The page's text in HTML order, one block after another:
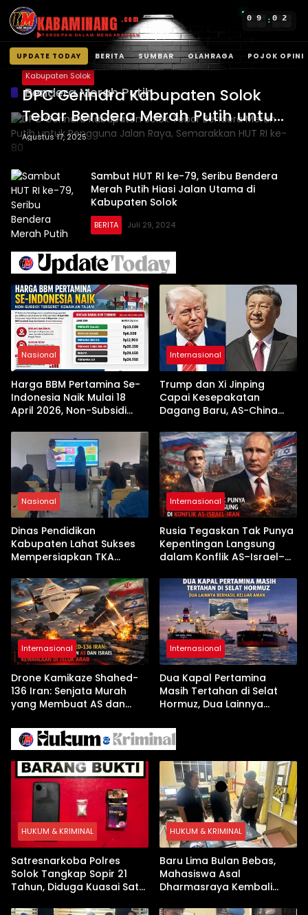
KABAMINANG .com
TERDEPAN DALAM MENGABARKAN
0 9 : 0 2
UPDATE TODAY BERITA SUMBAR OLAHRAGA POJOK OPINI
Langsung
Bendera Merah Putih
Kabupaten Solok
DPC Gerindra Kabupaten Solok
Tebar Bendera Merah Putih untuk
Pengguna Jalan Raya,
Semarakkan HUT RI ke-80
Agustus 17, 2025
Sambut HUT RI ke-79, Seribu Bendera
Merah Putih Hiasi Jalan Utama di
Kabupaten Solok
BERITA Juli 29, 2024
Nasional
Harga BBM Pertamina Se-
Indonesia Naik Mulai 18
April 2026, Non-Subsidi
Internasional
Trump dan Xi Jinping
Capai Kesepakatan
Dagang Baru, AS-China
Jelang Kunjungan Beijing
Nasional
Dinas Pendidikan
Kabupaten Lahat Sukses
Mempersiapkan TKA
Pembekalan Latihan Soal
Tanpa Internet
Internasional
Rusia Tegaskan Tak Punya
Kepentingan Langsung
dalam Konflik AS–Israel–
Internasional
Drone Kamikaze Shahed-
136 Iran: Senjata Murah
yang Membuat AS dan
Arab
Internasional
Dua Kapal Pertamina
Masih Tertahan di Selat
Hormuz, Dua Lainnya
HUKUM & KRIMINAL
Satresnarkoba Polres
Solok Tangkap Sopir 21
Tahun, Diduga Kuasai Satu
HUKUM & KRIMINAL
Baru Lima Bulan Bebas,
Mahasiswa Asal
Dharmasraya Kembali